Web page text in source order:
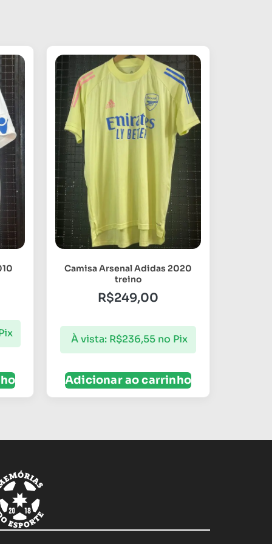
Camisa Arsenal Adidas 2020
treino
R$249,00
À vista: R$236,55 no Pix
Adicionar ao carrinho